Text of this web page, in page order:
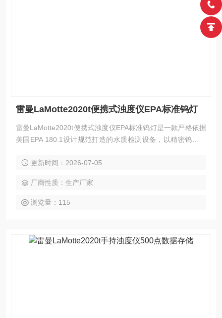
雷曼LaMotte2020t便携式浊度仪EPA标准钨灯
雷曼LaMotte2020t便携式浊度仪EPA标准钨灯是一款严格依据
美国EPA 180.1设计规范打造的水质检测设备，以精密钨灯为
与杂散光干扰。IP67防水机身与自动量程切换技术，使其在饮
能。
更新时间：2026-07-05
厂商性质：生产厂家
浏览量：115